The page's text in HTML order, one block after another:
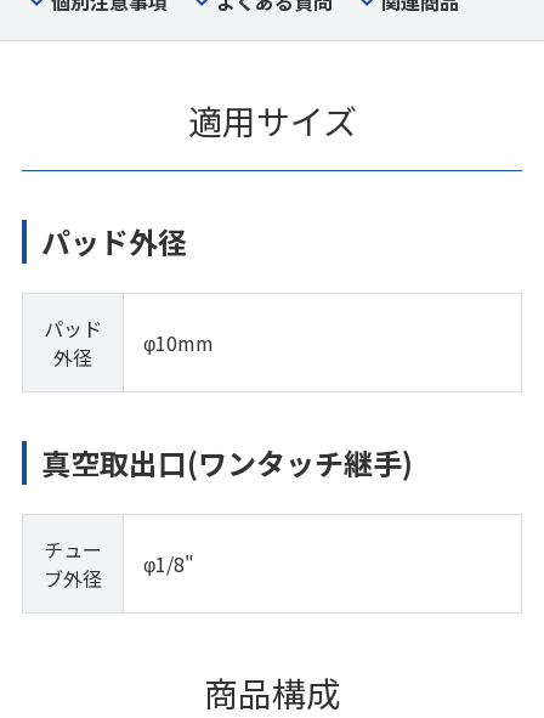
適用サイズ
パッド外径
パッド
外径
φ10mm
真空取出口(ワンタッチ継手)
チュー
ブ外径
φ1/8"
商品構成